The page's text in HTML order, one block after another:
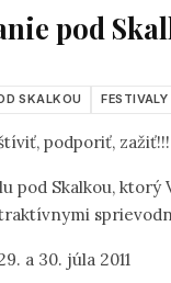
pod
SKALKOU FESTIVALY
podporiť, zažiť!!!
pod Skalkou,
Liptovskom Hrádku Kedy: 29. a 30. júla 2011